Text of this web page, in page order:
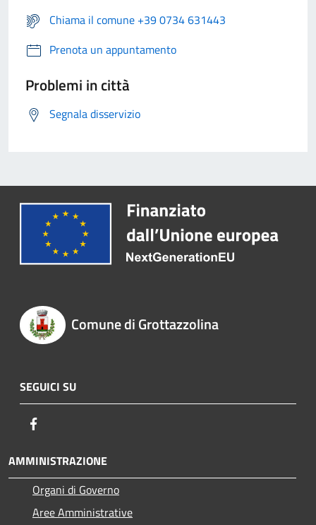
Chiama il comune +39 0734 631443
Prenota un appuntamento
Problemi in città
Segnala disservizio
Comune di Grottazzolina
SEGUICI SU
AMMINISTRAZIONE
Organi di Governo
Aree Amministrative